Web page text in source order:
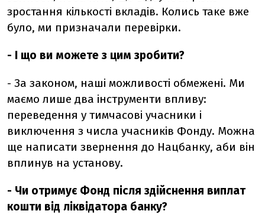
зростання кількості вкладів. Колись таке вже
було, ми призначали перевірки.
- І що ви можете з цим зробити?
- За законом, наші можливості обмежені. Ми
маємо лише два інструменти впливу:
переведення у тимчасові учасники і
виключення з числа учасників Фонду. Можна
ще написати звернення до Нацбанку, аби він
вплинув на установу.
- Чи отримує Фонд після здійснення виплат
кошти від ліквідатора банку?